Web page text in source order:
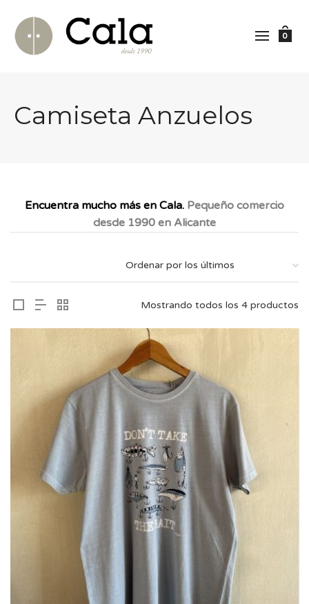
0
Camiseta Anzuelos
Encuentra mucho más en Cala. Pequeño comercio
desde 1990 en Alicante
Mostrando todos los 4 productos